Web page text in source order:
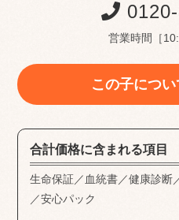
営業時間［
この子につ
合計価格に含まれる項目
生命保証／血統書／健康診断
／安心パック